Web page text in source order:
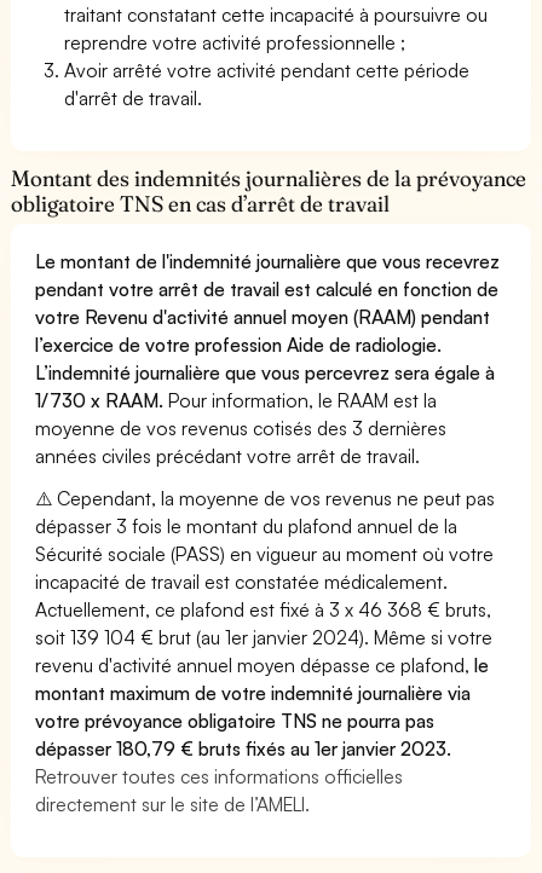
traitant constatant cette incapacité à poursuivre ou
reprendre votre activité professionnelle ;
Avoir arrêté votre activité pendant cette période
d'arrêt de travail.
Montant des indemnités journalières de la prévoyance
obligatoire TNS en cas d’arrêt de travail
Le montant de l'indemnité journalière que vous recevrez
pendant votre arrêt de travail est calculé en fonction de
votre Revenu d'activité annuel moyen (RAAM) pendant
l’exercice de votre profession Aide de radiologie.
L’indemnité journalière que vous percevrez sera égale à
1/730 x RAAM. Pour information, le RAAM est la
moyenne de vos revenus cotisés des 3 dernières
années civiles précédant votre arrêt de travail.
⚠️ Cependant, la moyenne de vos revenus ne peut pas
dépasser 3 fois le montant du plafond annuel de la
Sécurité sociale (PASS) en vigueur au moment où votre
incapacité de travail est constatée médicalement.
Actuellement, ce plafond est fixé à 3 x 46 368 € bruts,
soit 139 104 € brut (au 1er janvier 2024). Même si votre
revenu d'activité annuel moyen dépasse ce plafond,le
montant maximum de votre indemnité journalière via
votre prévoyance obligatoire TNS ne pourra pas
dépasser 180,79 € bruts fixés au 1er janvier 2023.
Retrouver toutes ces informations officielles
directement sur le site de l’AMELI.